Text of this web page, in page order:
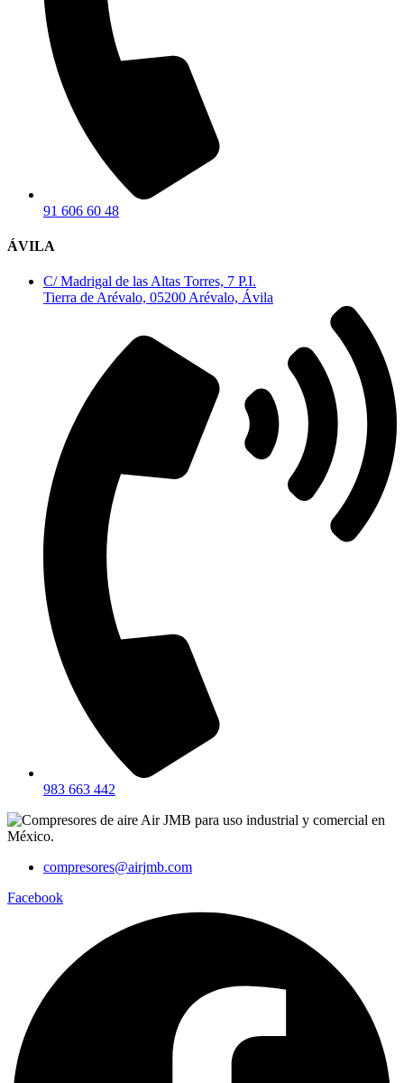
91 606 60 48
ÁVILA
C/ Madrigal de las Altas Torres, 7 P.I.
Tierra de Arévalo, 05200 Arévalo, Ávila
983 663 442
compresores@airjmb.com
Facebook